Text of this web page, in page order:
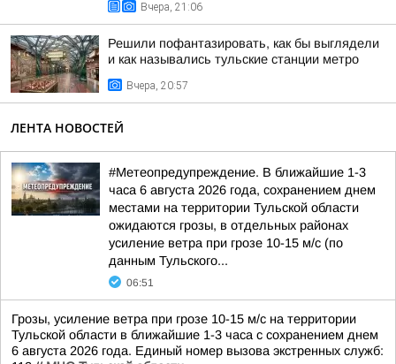
Вчера, 21:06
Решили пофантазировать, как бы выглядели
и как назывались тульские станции метро
Вчера, 20:57
ЛЕНТА НОВОСТЕЙ
#Метеопредупреждение. В ближайшие 1-3
часа 6 августа 2026 года, сохранением днем
местами на территории Тульской области
ожидаются грозы, в отдельных районах
усиление ветра при грозе 10-15 м/с (по
данным Тульского...
06:51
Грозы, усиление ветра при грозе 10-15 м/с на территории
Тульской области в ближайшие 1-3 часа с сохранением днем
6 августа 2026 года. Единый номер вызова экстренных служб: